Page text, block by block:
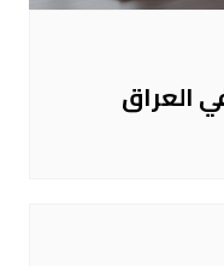
العراق